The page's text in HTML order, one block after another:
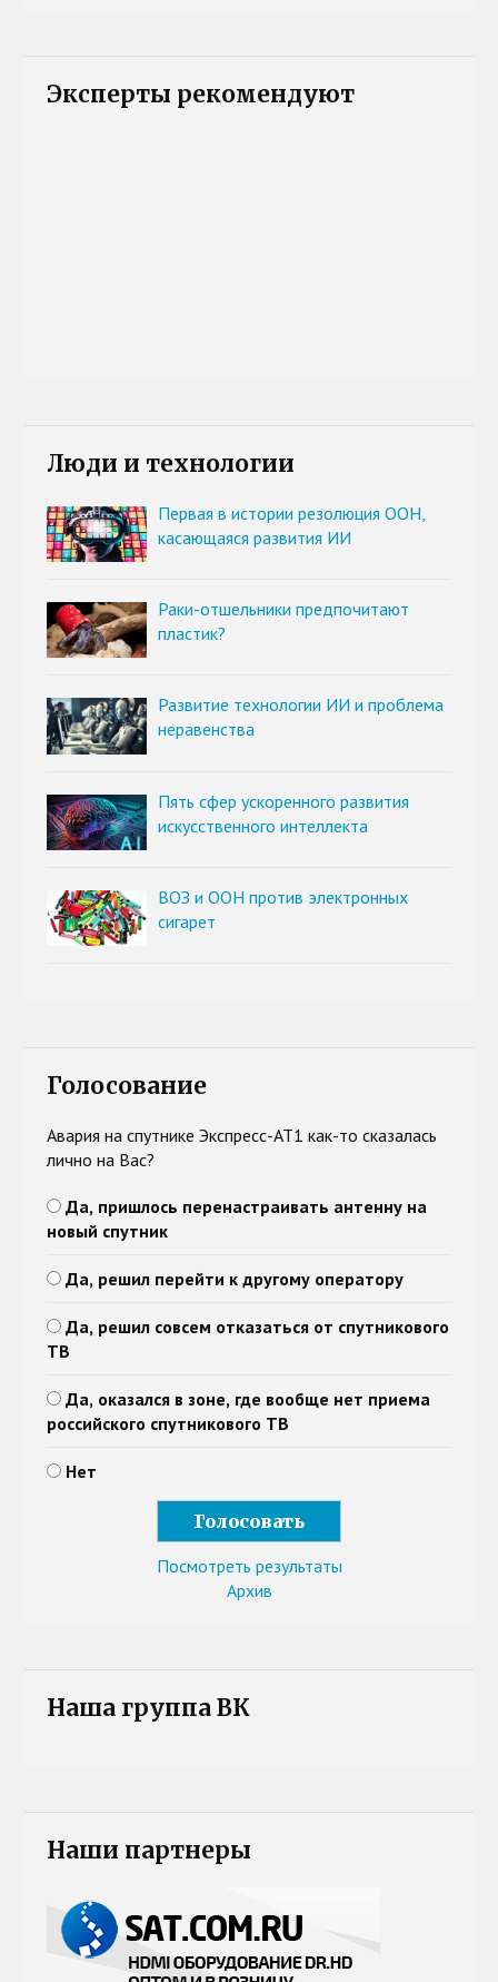
Эксперты рекомендуют
Люди и технологии
Первая в истории резолюция ООН,
касающаяся развития ИИ
Раки-отшельники предпочитают
пластик?
Развитие технологии ИИ и проблема
неравенства
Пять сфер ускоренного развития
искусственного интеллекта
ВОЗ и ООН против электронных
сигарет
Голосование
Авария на спутнике Экспресс-АТ1 как-то сказалась
лично на Вас?
Да, пришлось перенастраивать антенну на
новый спутник
Да, решил перейти к другому оператору
Да, решил совсем отказаться от спутникового
ТВ
Да, оказался в зоне, где вообще нет приема
российского спутникового ТВ
Нет
Посмотреть результаты
Архив
Наша группа ВК
Наши партнеры